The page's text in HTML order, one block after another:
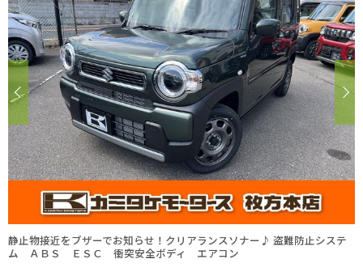
静止物接近をブザーでお知らせ！クリアランスソナー♪ 盗難防止システ
ム ＡＢＳ ＥＳＣ 衝突安全ボディ エアコン